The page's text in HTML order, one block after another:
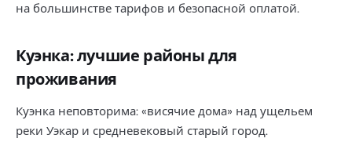
на большинстве тарифов и безопасной оплатой.
Куэнка: лучшие районы для
проживания
Куэнка неповторима: «висячие дома» над ущельем
реки Уэкар и средневековый старый город.